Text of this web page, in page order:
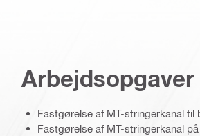
Arbejdsopgaver
Fastgørelse af MT-stringerkanal
Fastgørelse af MT-stringerkanal